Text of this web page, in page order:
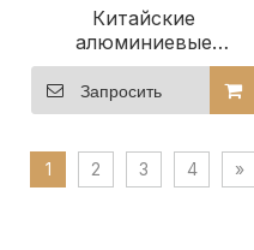
Китайские
алюминиевые
раздвижные двери с
подъемником-
гармошкой на
Запросить
1 2 3 4 »